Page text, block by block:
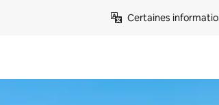
Certaines